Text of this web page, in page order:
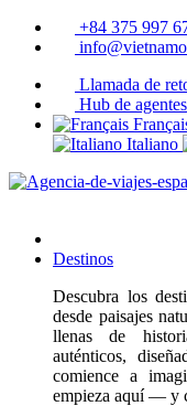
+84 375 997
Llamada de
Hub de agentes
Italiano
Destinos
Descubra los
desde paisajes
llenas de
auténticos,
comience a
empieza aquí — y